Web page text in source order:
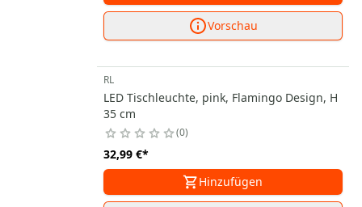
Vorschau
RL
LED Tischleuchte, pink, Flamingo Design, H
35 cm
0
32,99 €*
Hinzufügen